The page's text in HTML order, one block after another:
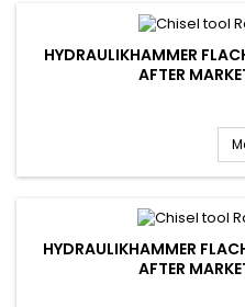
HYDRAULIKHAMMER
FTER
HYDRAULIKHAMMER
FTER